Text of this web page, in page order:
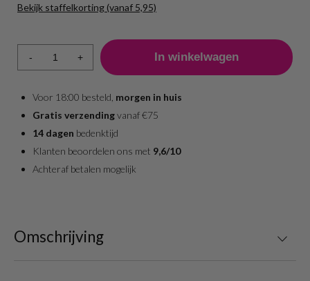
Bekijk staffelkorting (vanaf 5,95)
1 - 9
10 - 19
6,45
5,95
- +
Voor 18:00 besteld, morgen in huis
Gratis verzendingvanaf €75
14 dagen bedenktijd
Klanten beoordelen ons met 9,6/10
Achteraf betalen mogelijk
Omschrijving